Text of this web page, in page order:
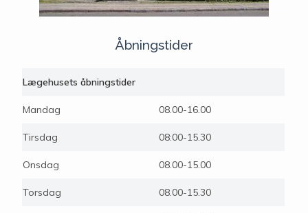
Åbningstider
Lægehusets åbningstider
Mandag 08.00-16.00
Tirsdag 08:00-15.30
Onsdag 08.00-15.00
Torsdag 08.00-15.30